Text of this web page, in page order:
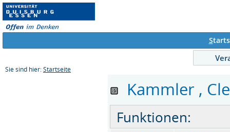
S
Sie sind hier: Startseite
Kammler ,
Funktionen: